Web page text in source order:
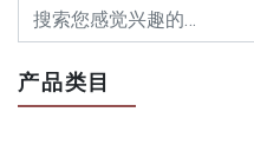
产品类目